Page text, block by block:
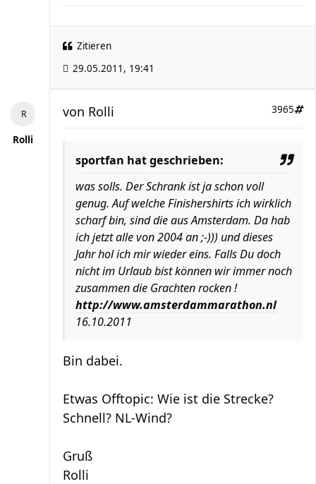
Zitieren
29.05.2011, 19:41
Rolli
3965
von Rolli
sportfan hat geschrieben:
was solls. Der Schrank ist ja schon voll
genug. Auf welche Finishershirts ich wirklich
scharf bin, sind die aus Amsterdam. Da hab
ich jetzt alle von 2004 an ;-))) und dieses
Jahr hol ich mir wieder eins. Falls Du doch
nicht im Urlaub bist können wir immer noch
zusammen die Grachten rocken !
http://www.amsterdammarathon.nl
16.10.2011
Bin dabei.
Etwas Offtopic: Wie ist die Strecke?
Schnell? NL-Wind?
Gruß
Rolli